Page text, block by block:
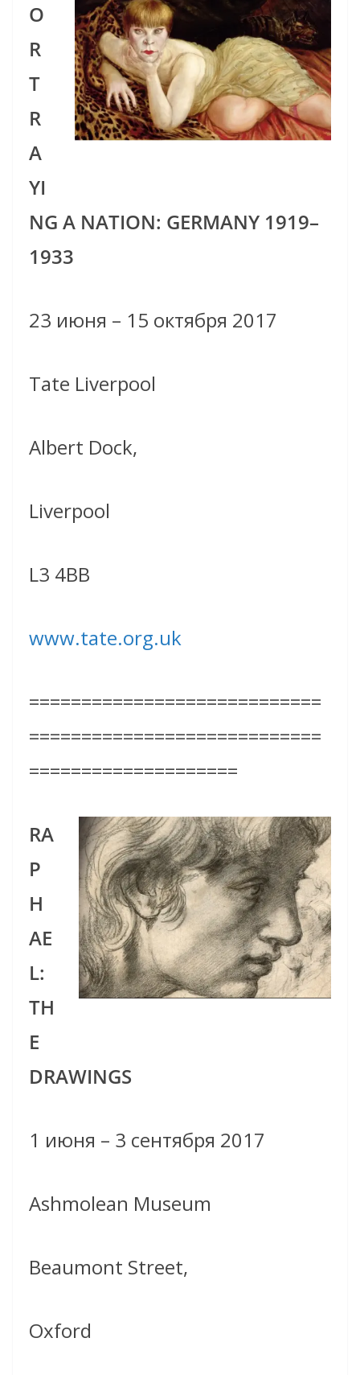
O
R
T
R
A
YI
NG A NATION: GERMANY 1919–
1933
23 июня – 15 октября 2017
Tate Liverpool
Albert Dock,
Liverpool
L3 4BB
www.tate.org.uk
============================
============================
====================
RA
P
H
AE
L:
TH
E
DRAWINGS
1 июня – 3 сентября 2017
Ashmolean Museum
Beaumont Street,
Oxford